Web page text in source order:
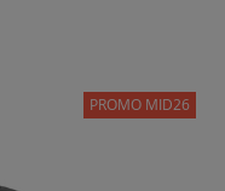
PROMO MID26